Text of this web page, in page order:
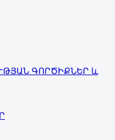
ԳՈՐԾԻՔՆԵՐ և